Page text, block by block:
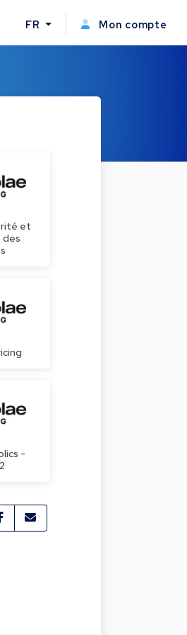
FR Mon compte
et
-